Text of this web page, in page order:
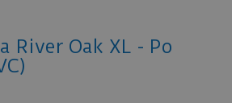
River Oak XL - Po